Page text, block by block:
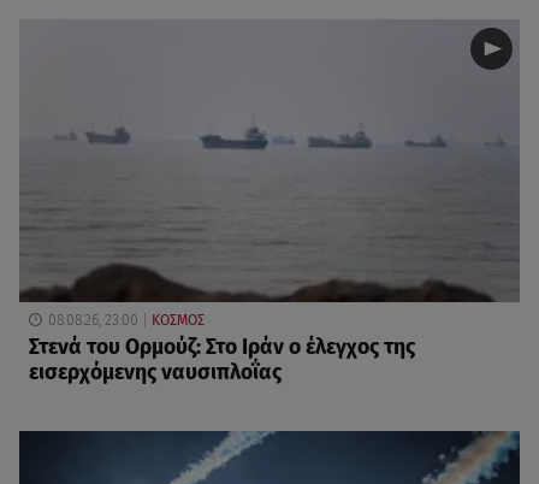
08.08.26, 23:00 ΚΟΣΜΟΣ
Στενά του Ορμούζ: Στο Ιράν ο έλεγχος της
εισερχόμενης ναυσιπλοΐας